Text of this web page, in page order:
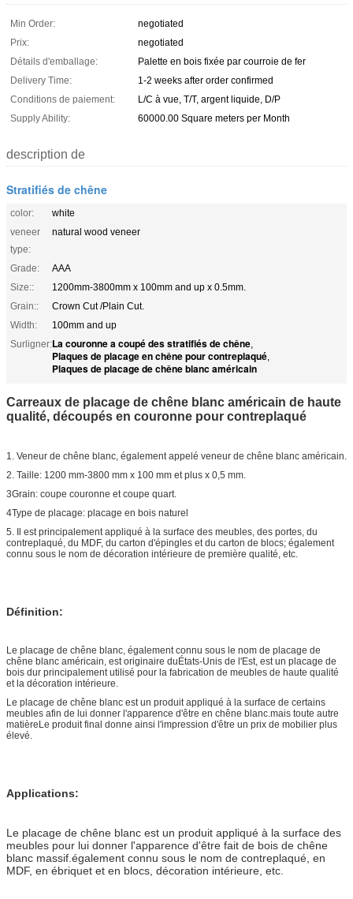
Min Order:
negotiated
Prix:
negotiated
Détails d'emballage:
Palette en bois fixée par courroie de fer
Delivery Time:
1-2 weeks after order confirmed
Conditions de paiement:
L/C à vue, T/T, argent liquide, D/P
Supply Ability:
60000.00 Square meters per Month
description de
Stratifiés de chêne
color:
white
veneer
type:
natural wood veneer
Grade:
AAA
Size::
1200mm-3800mm x 100mm and up x 0.5mm.
Grain::
Crown Cut /Plain Cut.
Width:
100mm and up
Surligner:La couronne a coupé des stratifiés de chêne,
Plaques de placage en chêne pour contreplaqué,
Plaques de placage de chêne blanc américain
Carreaux de placage de chêne blanc américain de haute
qualité, découpés en couronne pour contreplaqué
1. Veneur de chêne blanc, également appelé veneur de chêne blanc américain.
2. Taille: 1200 mm-3800 mm x 100 mm et plus x 0,5 mm.
3Grain: coupe couronne et coupe quart.
4Type de placage: placage en bois naturel
5. Il est principalement appliqué à la surface des meubles, des portes, du
contreplaqué, du MDF, du carton d'épingles et du carton de blocs; également
connu sous le nom de décoration intérieure de première qualité, etc.
Définition:
Le placage de chêne blanc, également connu sous le nom de placage de
chêne blanc américain, est originaire duÉtats-Unis de l'Est, est un placage de
bois dur principalement utilisé pour la fabrication de meubles de haute qualité
et la décoration intérieure.
Le placage de chêne blanc est un produit appliqué à la surface de certains
meubles afin de lui donner l'apparence d'être en chêne blanc.mais toute autre
matièreLe produit final donne ainsi l'impression d'être un prix de mobilier plus
élevé.
Applications:
Le placage de chêne blanc est un produit appliqué à la surface des
meubles pour lui donner l'apparence d'être fait de bois de chêne
blanc massif.également connu sous le nom de contreplaqué, en
MDF, en ébriquet et en blocs, décoration intérieure, etc.